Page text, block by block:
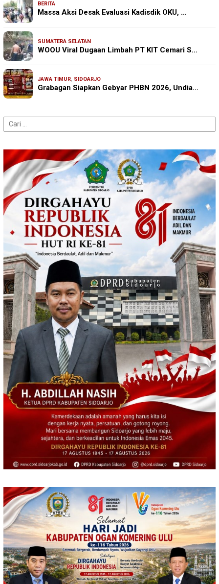
BERITA
Massa Aksi Desak Evaluasi Kadisdik OKU, …
SUMATERA SELATAN
WOOU Viral Dugaan Limbah PT KIT Cemari S…
JAWA TIMUR, SIDOARJO
Grabagan Siapkan Gebyar PHBN 2026, Undia…
Cari
untuk: